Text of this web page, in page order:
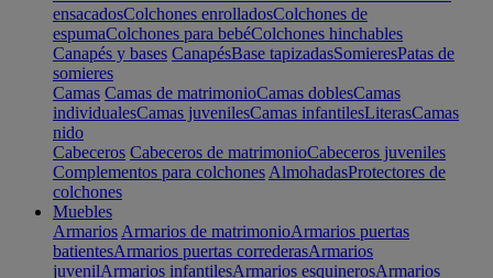
ensacadosColchones enrolladosColchones de
espumaColchones para bebéColchones hinchables
Canapés y bases CanapésBase tapizadasSomieresPatas de
somieres
Camas Camas de matrimonioCamas doblesCamas
individualesCamas juvenilesCamas infantilesLiterasCamas
nido
Cabeceros Cabeceros de matrimonioCabeceros juveniles
Complementos para colchones AlmohadasProtectores de
colchones
Muebles
Armarios Armarios de matrimonioArmarios puertas
batientesArmarios puertas correderasArmarios
juvenilArmarios infantilesArmarios esquinerosArmarios